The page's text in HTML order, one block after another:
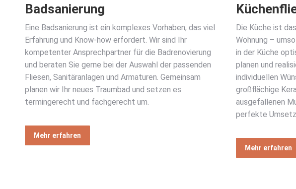
Badsanierung
Eine Badsanierung ist ein komplexes Vorhaben, das viel
Erfahrung und Know-how erfordert. Wir sind Ihr
kompetenter Ansprechpartner für die Badrenovierung
und beraten Sie gerne bei der Auswahl der passenden
Fliesen, Sanitäranlagen und Armaturen. Gemeinsam
planen wir Ihr neues Traumbad und setzen es
termingerecht und fachgerecht um.
Mehr erfahren
Die Küche ist
Wohnung –
in der Küche
planen und
individuellen
großflächige
ausgefallenen
perfekte
Mehr erfahren